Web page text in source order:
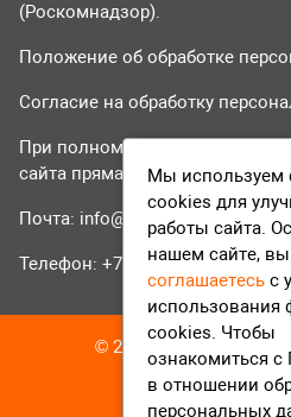
(Роскомнадзор).
Положение об обработке
Согласие на обработку
При полном или частичном
сайта прямая гиперссылка на
Почта: info@tvr24.tv
Телефон: +7 (496) 551-04-95
© 2016-2023 ТВР24
Мы используем
cookies для
работы сайта.
нашем сайте, вы
соглашаетесь с
использования
cookies. Чтобы
ознакомиться с
в отношении
персональных